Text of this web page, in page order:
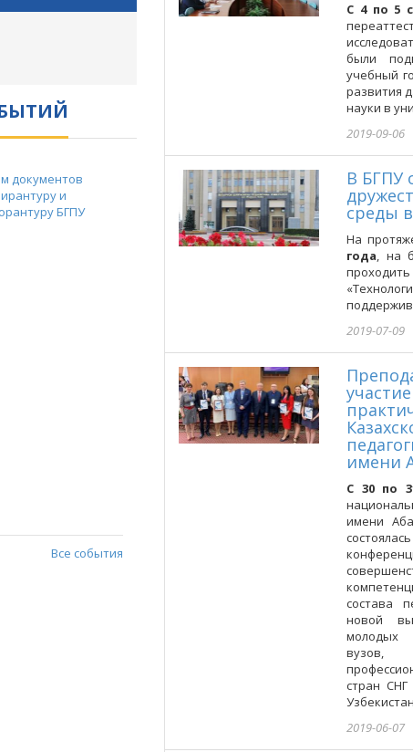
документов
и
БГПУ
Все события
С 4 по 5
были
учебный
развития
науки в
2019-09-06
В БГПУ
среды
На
года, на
2019-07-09
имени
С 30 по
имени
состава
новой
молодых
вузов,
стран СНГ
2019-06-07